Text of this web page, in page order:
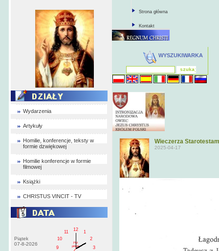
Wydarzenia
Artykuły
Homilie, konferencje, teksty w
formie dzwiękowej
Homilie konferencje w formie
filmowej
Książki
CHRISTUS VINCIT - TV
Piątek
07-8-2026
1
2
3
9
10
11
12
PM
pištek
Strona główna
Kontakt
WYSZUKIWARKA
Wieczerza
2025-04-17